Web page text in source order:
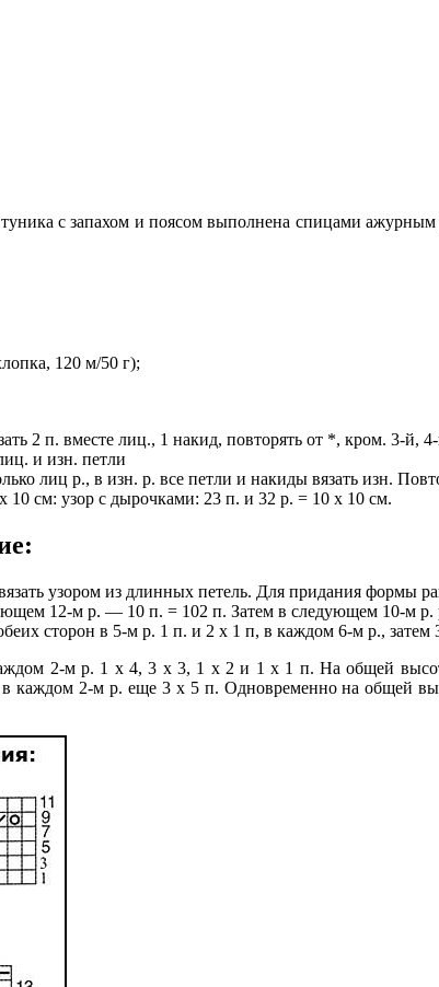
туника с запахом и поясом выполнена спицами
120 м/50 г);
2 п. вместе лиц., 1 накид, повторять от *, кром. 3-й,
и изн. петли
лиц р., в изн. р. все петли и накиды вязать изн.
10 см: узор с дырочками: 23 п. и 32 р. = 10 х 10 см.
узором из длинных петель. Для придания формы
12-м р. — 10 п. = 102 п. Затем в следующем 10-м
сторон в 5-м р. 1 п. и 2 х 1 п, в каждом 6-м р.,
2-м р. 1 х 4, 3 х 3, 1 х 2 и 1 х 1 п. На общей
в каждом 2-м р. еще 3 х 5 п. Одновременно на общей